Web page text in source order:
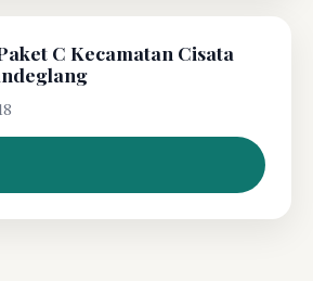
C Kecamatan Cisata